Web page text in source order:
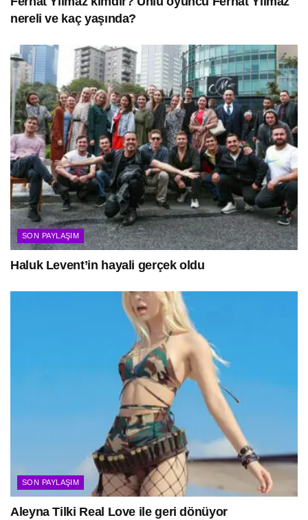
nereli ve kaç yaşında?
SON PAYLAŞIM
Haluk Levent’in hayali gerçek oldu
SON PAYLAŞIM
Aleyna Tilki Real Love ile geri dönüyor